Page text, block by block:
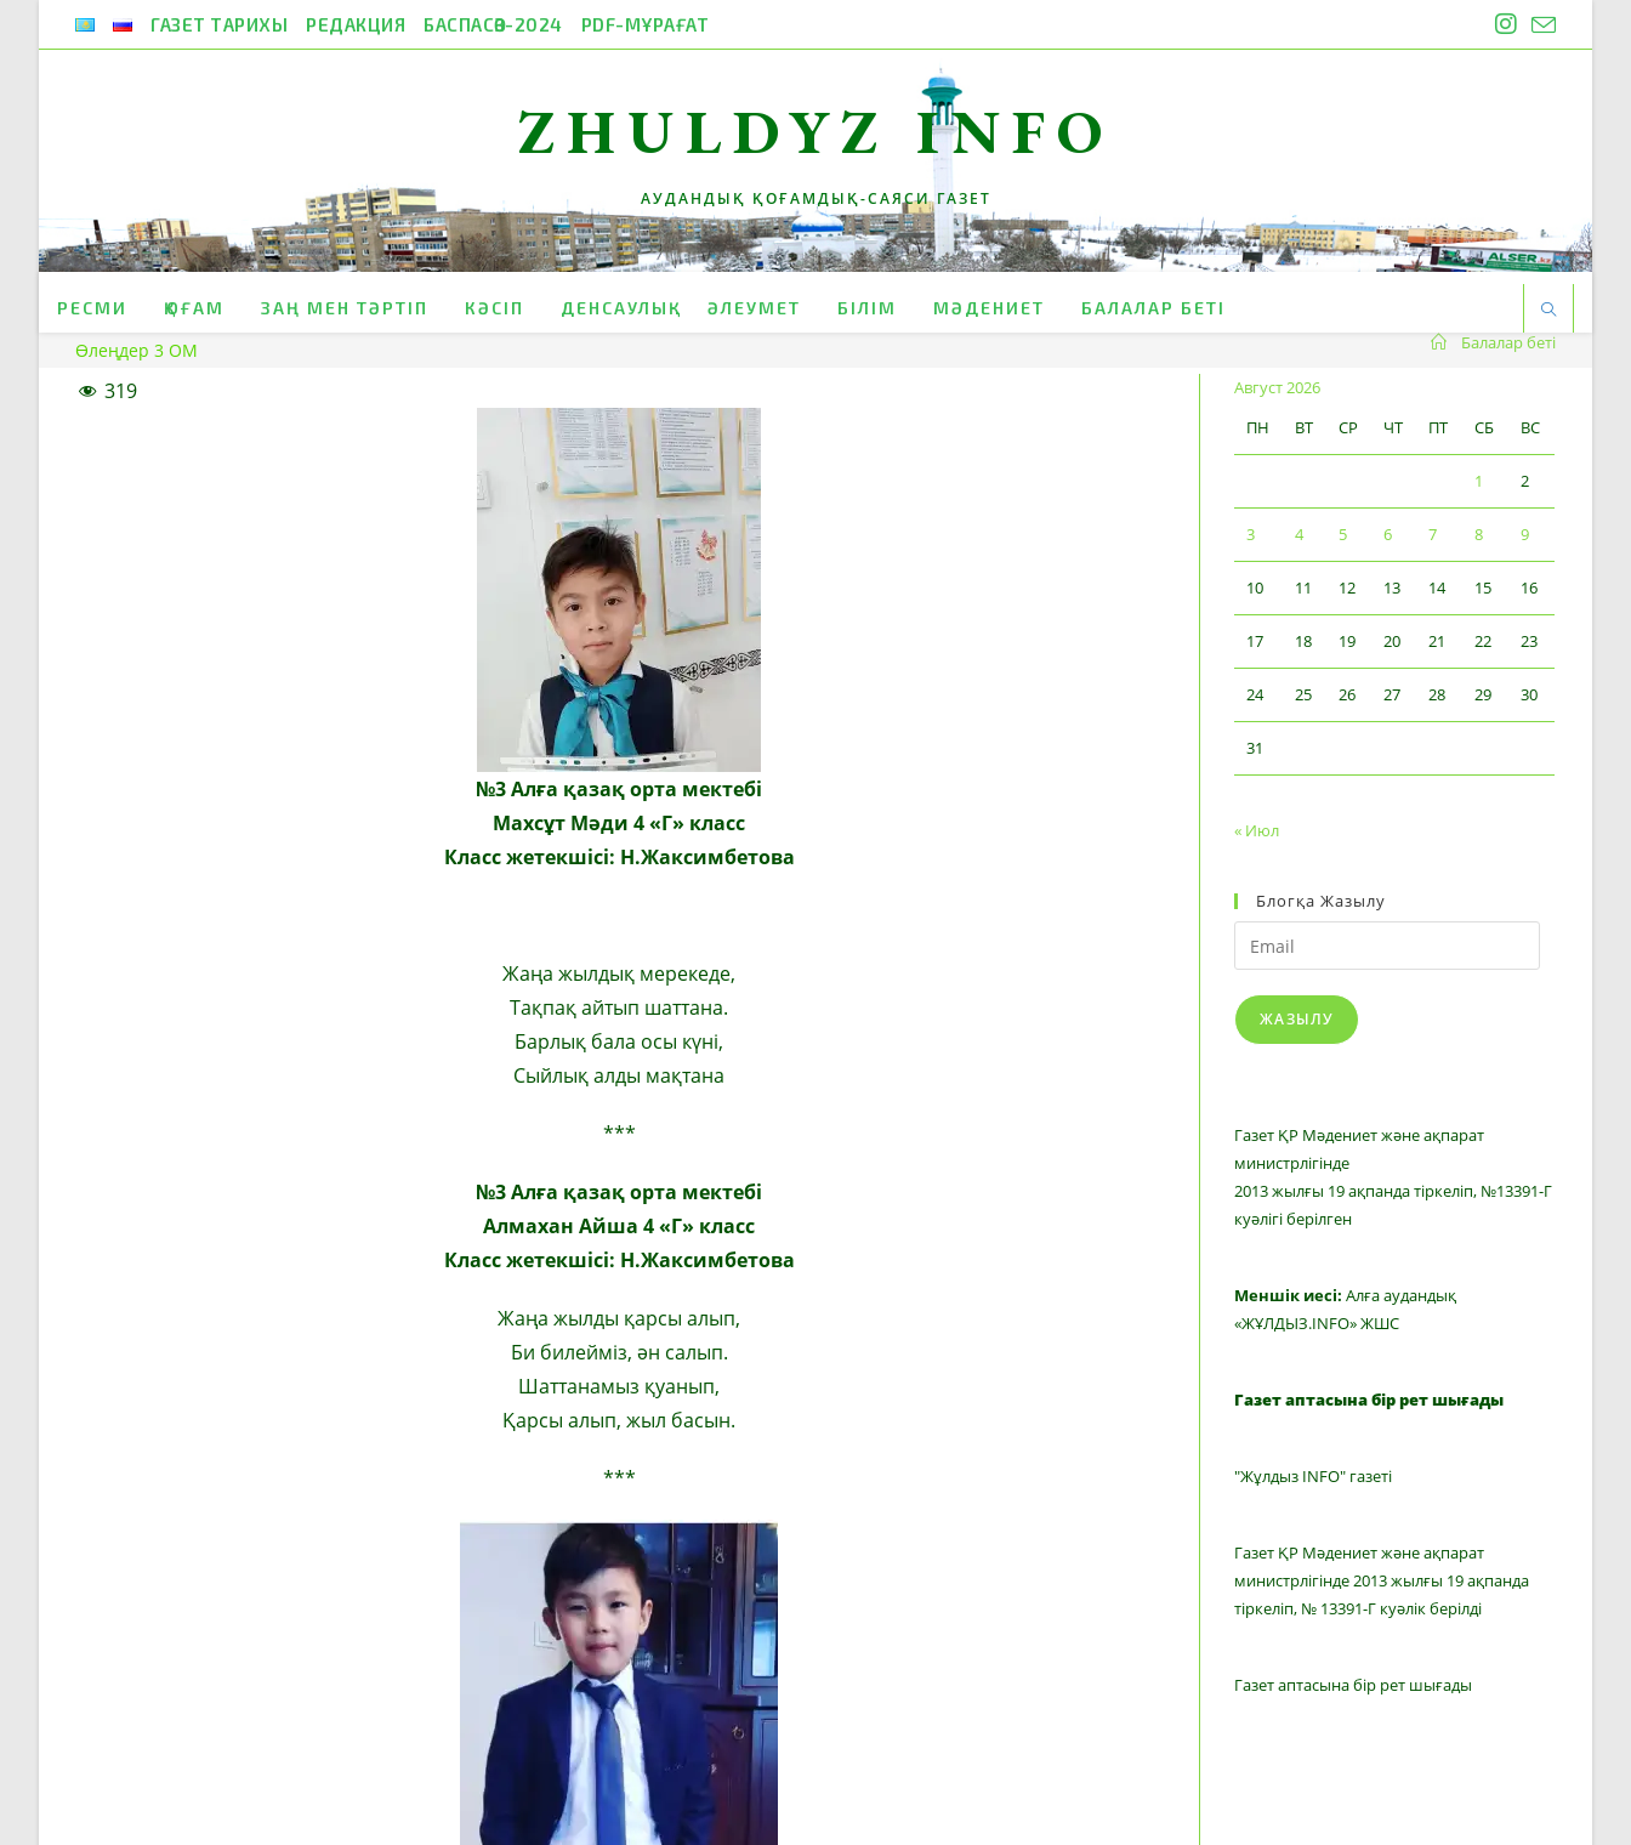
ГАЗЕТ ТАРИХЫ РЕДАКЦИЯ БАСПАСӨЗ-2024 PDF-МҰРАҒАТ
ZHULDYZ INFO
АУДАНДЫҚ ҚОҒАМДЫҚ-САЯСИ ГАЗЕТ
РЕСМИ ҚОҒАМ ЗАҢ МЕН ТӘРТІП КӘСІП ДЕНСАУЛЫҚ ӘЛЕУМЕТ БІЛІМ МӘДЕНИЕТ БАЛАЛАР БЕТІ
Өлеңдер 3 ОМ Балалар беті
319
№3 Алға қазақ орта мектебі
Махсұт Мәди 4«Г» класс
Класс жетекшісі: Н.Жаксимбетова
Жаңа жылдық мерекеде,
Тақпақ айтып шаттана.
Барлық бала осы күні,
Сыйлық алды мақтана
***
№3 Алға қазақ орта мектебі
Алмахан Айша 4«Г» класс
Класс жетекшісі: Н.Жаксимбетова
Жаңа жылды қарсы алып,
Би билейміз, ән салып.
Шаттанамыз қуанып,
Қарсы алып, жыл басын.
***
Август 2026
ПН
ВТ СР ЧТ ПТ СБ ВС
1 2
3 4 5 6 7 8 9
10 11 12 13 14 15 16
17 18 19 20 21 22 23
24 25 26 27 28 29 30
31
« Июл
Блогқа Жазылу
Email
ЖАЗЫЛУ
Газет ҚР Мәдениет және ақпарат
министрлігінде
2013 жылғы 19 ақпанда тіркеліп, №13391-Г
куәлігі берілген
Меншік иесі: Алға аудандық
«ЖҰЛДЫЗ.INFO» ЖШС
Газет аптасына бір рет шығады
"Жұлдыз INFO" газеті
Газет ҚР Мәдениет және ақпарат
министрлігінде 2013 жылғы 19 ақпанда
тіркеліп, № 13391-Г куәлік берілді
Газет аптасына бір рет шығады